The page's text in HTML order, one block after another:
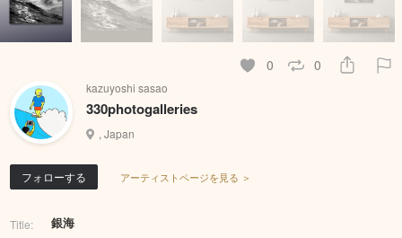
0 0
kazuyoshi sasao
330photogalleries
, Japan
フォローする アーティストページを見る ＞
Title: 銀海